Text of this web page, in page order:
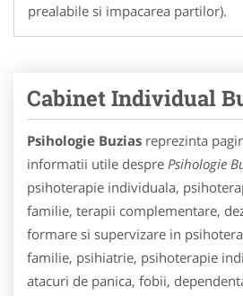
prealabile si impacarea partilor).
Cabinet Individual
Psihologie Buzias reprezinta
informatii utile despre Psihologie
psihoterapie individuala,
familie, terapii complementare,
formare si supervizare in
familie, psihiatrie, psihoterapie
atacuri de panica, fobii,